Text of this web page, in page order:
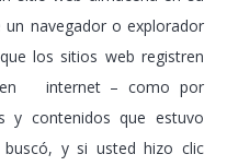
navegador o explorador
los sitios web registren
en internet – como por
y contenidos que estuvo
y si usted hizo clic